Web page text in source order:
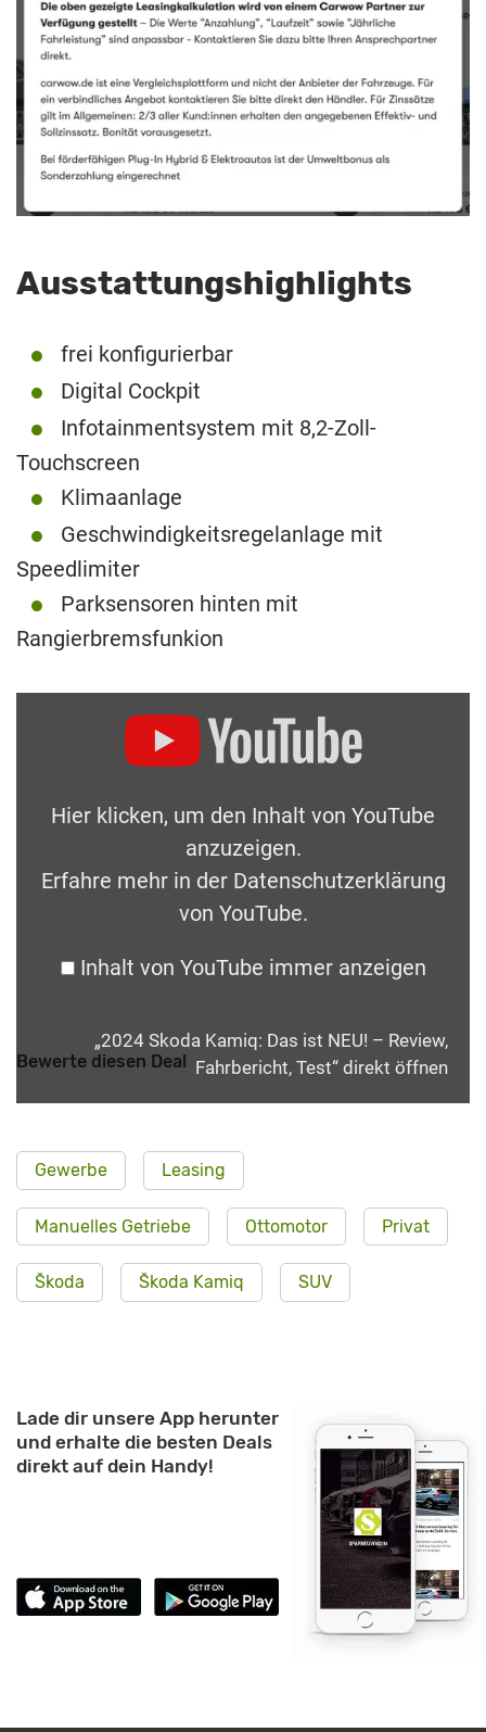
Ausstattungshighlights
frei konfigurierbar
Digital Cockpit
Infotainmentsystem mit 8,2-Zoll-
Touchscreen
Klimaanlage
Geschwindigkeitsregelanlage mit
Speedlimiter
Parksensoren hinten mit
Rangierbremsfunkion
Hier klicken, um den Inhalt von YouTube
anzuzeigen.
Erfahre mehr in der Datenschutzerklärung
von YouTube.
Inhalt von YouTube immer anzeigen
„2024 Skoda Kamiq: Das ist NEU! – Review,
Fahrbericht, Test“ direkt öffnen
Bewerte diesen Deal
Gewerbe Leasing
Manuelles Getriebe Ottomotor Privat
Škoda Škoda Kamiq SUV
Lade dir unsere App herunter
und erhalte die besten Deals
direkt auf dein Handy!